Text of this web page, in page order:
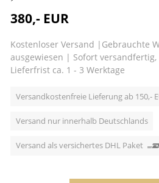
380,- EUR
Kostenloser Versand | Gebrauchte
ausgewiesen | Sofort versandfertig,
Lieferfrist ca. 1 - 3 Werktage
Versandkostenfreie Lieferung ab 150,-
Versand nur innerhalb Deutschlands
Versand als versichertes DHL Paket